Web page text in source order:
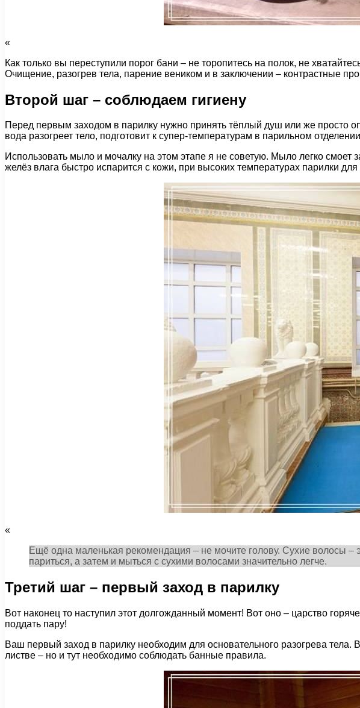
«
Как только вы переступили порог бани – не торопитесь на полок, не
Очищение, разогрев тела, парение веником и в заключении – контрастные
Второй шаг – соблюдаем гигиену
Перед первым заходом в парилку нужно принять тёплый душ или же просто
вода разогреет тело, подготовит к супер-температурам в парильном
Использовать мыло и мочалку на этом этапе я не советую. Мыло легко
желёз влага быстро испарится с кожи, при высоких температурах парилки
«
Ещё одна маленькая рекомендация – не мочите голову. Сухие волосы –
париться, а затем и мыться с сухими волосами значительно легче.
Третий шаг – первый заход в парилку
Вот наконец то наступил этот долгожданный момент! Вот оно – царство
поддать пару!
Ваш первый заход в парилку необходим для основательного разогрева
листве – но и тут необходимо соблюдать банные правила.